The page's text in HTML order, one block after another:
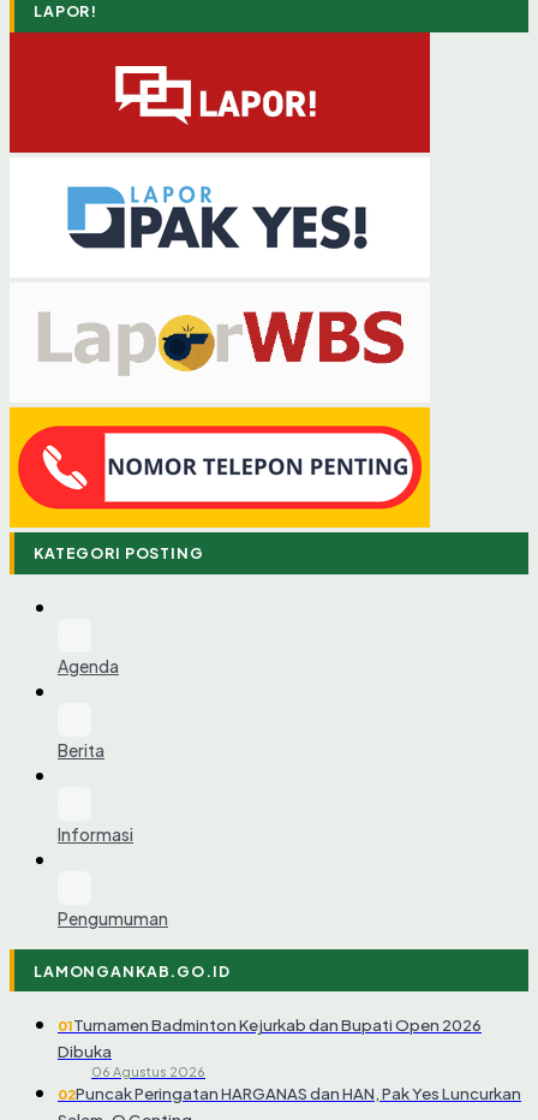
LAPOR!
KATEGORI POSTING
Agenda
Berita
Informasi
Pengumuman
LAMONGANKAB.GO.ID
01Turnamen Badminton Kejurkab dan Bupati Open 2026
Dibuka
06 Agustus 2026
02Puncak Peringatan HARGANAS dan HAN, Pak Yes Luncurkan